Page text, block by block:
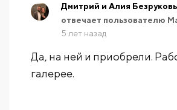
Дмитрий и Алия
отвечает пользователю
5 лет назад
Да, на ней и приобрели.
галерее.